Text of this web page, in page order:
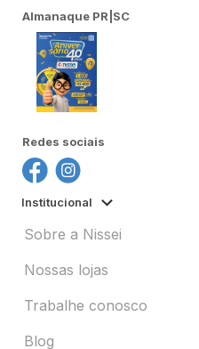
Almanaque PR|SC
Redes sociais
Institucional
Sobre a Nissei
Nossas lojas
Trabalhe conosco
Blog